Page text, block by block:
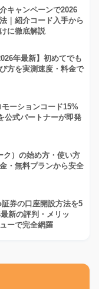
キャンペーンで2026
｜紹介コード入手から
に徹底解説
年最新】初めてでも
方を実測速度・料金で
ーションコード15%
公式パートナーが即発
）の始め方・使い方
・無料プランから安全
券の口座開設方法を5
新の評判・メリッ
ーで完全網羅